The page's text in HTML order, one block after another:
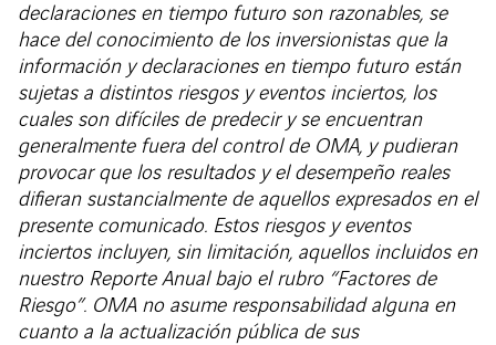
declaraciones en tiempo futuro son razonables, se
hace del conocimiento de los inversionistas que la
información y declaraciones en tiempo futuro están
sujetas a distintos riesgos y eventos inciertos, los
cuales son difíciles de predecir y se encuentran
generalmente fuera del control de OMA, y pudieran
provocar que los resultados y el desempeño reales
difieran sustancialmente de aquellos expresados en el
presente comunicado. Estos riesgos y eventos
inciertos incluyen, sin limitación, aquellos incluidos en
nuestro Reporte Anual bajo el rubro “Factores de
Riesgo”. OMA no asume responsabilidad alguna en
cuanto a la actualización pública de sus